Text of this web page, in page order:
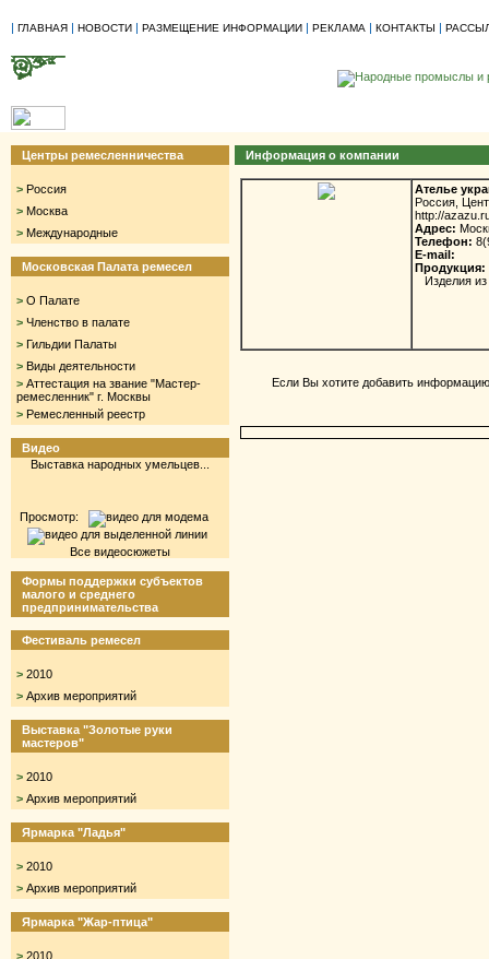
| ГЛАВНАЯ | НОВОСТИ | РАЗМЕЩЕНИЕ ИНФОРМАЦИИ | РЕКЛАМА | КОНТАКТЫ |
Центры ремесленничества
> Россия
> Москва
> Международные
Московская Палата ремесел
> О Палате
> Членство в палате
> Гильдии Палаты
> Виды деятельности
> Аттестация на звание "Мастер-
ремесленник" г. Москвы
> Ремесленный реестр
Видео
Выставка народных умельцев...
Просмотр:
Все видеосюжеты
Формы поддержки субъектов
малого и среднего
предпринимательства
Фестиваль ремесел
> 2010
> Архив мероприятий
Выставка "Золотые руки
мастеров"
> 2010
> Архив мероприятий
Ярмарка "Ладья"
> 2010
> Архив мероприятий
Ярмарка "Жар-птица"
> 2010
Информация о компании
Ателье
Россия,
http://
Адрес:
Телефон:
E-mail:
Продукция:
Изделия из
Если Вы хотите добавить